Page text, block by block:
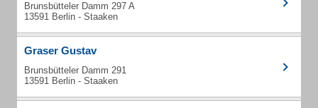
Brunsbütteler Damm 297 A
13591 Berlin - Staaken
Graser Gustav
Brunsbütteler Damm 291
13591 Berlin - Staaken